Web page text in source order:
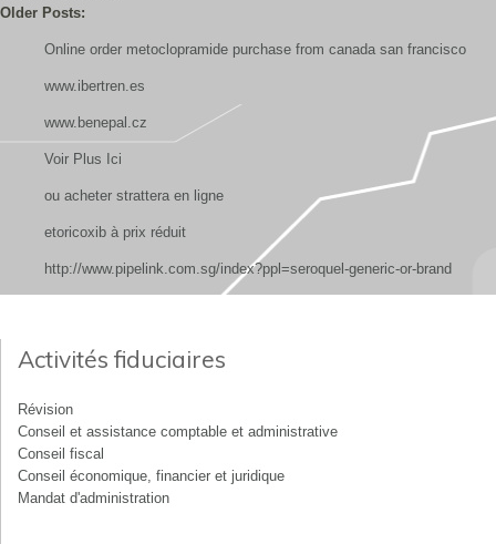
Older Posts:
Online order metoclopramide purchase from canada san francisco
www.ibertren.es
www.benepal.cz
Voir Plus Ici
ou acheter strattera en ligne
etoricoxib à prix réduit
http://www.pipelink.com.sg/index?ppl=seroquel-generic-or-brand
Activités fiduciaires
Révision
Conseil et assistance comptable et administrative
Conseil fiscal
Conseil économique, financier et juridique
Mandat d'administration